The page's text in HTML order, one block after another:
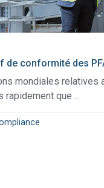
de conformité des
mondiales relatives
rapidement que ...